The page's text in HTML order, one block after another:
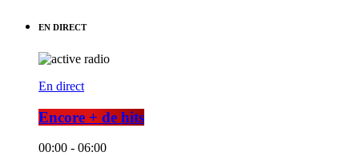
EN DIRECT
En direct
Encore + de hits
00:00 - 06:00